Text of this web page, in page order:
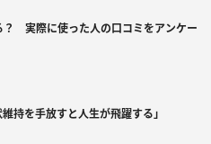
？ 実際に使った人の口コミをアンケー
持を手放すと人生が飛躍する」